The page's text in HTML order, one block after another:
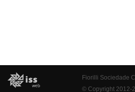
Fiorilli Sociedade
© Copyright 2012-